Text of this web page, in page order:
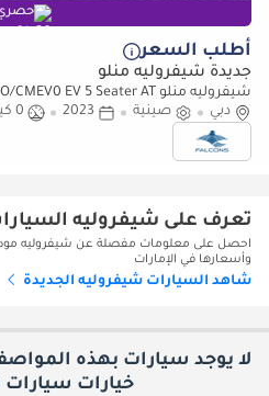
أطلب السعر
جديدة شيفروليه منلو
شيفروليه منلو Chevrolet/MENLO/CMEV0 EV 5 Seater AT (للتصدير فقط)
دبي
صينية 2023
0 كيلومتر
تعرف على شيفروليه
احصل على معلومات مفصلة عن شيفروليه
وأسعارها في الإمارات
شاهد السيارات شيفروليه الجديدة
لا يوجد سيارات بهذه
خيارات